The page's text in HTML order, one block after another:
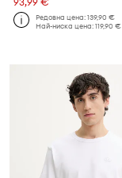
Редовна цена:139,90 €
Най-ниска цена:119,90 €